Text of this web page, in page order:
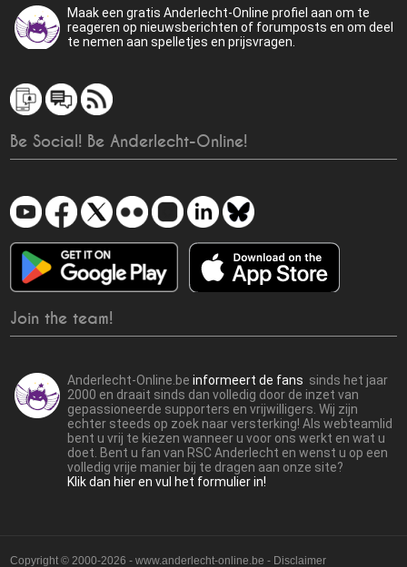
Maak een gratis Anderlecht-Online profiel aan om te
reageren op nieuwsberichten of forumposts en om deel
te nemen aan spelletjes en prijsvragen.
Be Social! Be Anderlecht-Online!
Join the team!
Anderlecht-Online.beinformeert de fans sinds het jaar
2000 en draait sinds dan volledig door de inzet van
gepassioneerde supporters en vrijwilligers. Wij zijn
echter steeds op zoek naar versterking! Als webteamlid
bent u vrij te kiezen wanneer u voor ons werkt en wat u
doet. Bent u fan van RSC Anderlecht en wenst u op een
volledig vrije manier bij te dragen aan onze site?
Klik dan hier en vul het formulier in!
Copyright © 2000-2026 - www.anderlecht-online.be - Disclaimer